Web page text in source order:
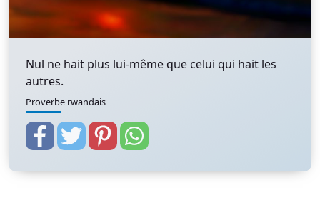
Nul ne hait plus lui-même que celui qui hait les
autres.
Proverbe rwandais